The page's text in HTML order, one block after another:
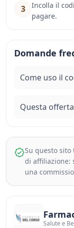
3
Incolla il
pagare.
Domande
Come uso il
Questa
Su questo
di affiliazione:
una
Salute e